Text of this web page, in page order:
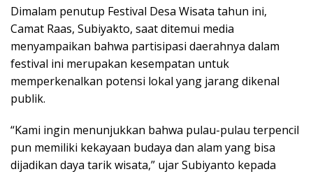
Dimalam penutup Festival Desa Wisata tahun ini,
Camat Raas, Subiyakto, saat ditemui media
menyampaikan bahwa partisipasi daerahnya dalam
festival ini merupakan kesempatan untuk
memperkenalkan potensi lokal yang jarang dikenal
publik.
“Kami ingin menunjukkan bahwa pulau-pulau terpencil
pun memiliki kekayaan budaya dan alam yang bisa
dijadikan daya tarik wisata,” ujar Subiyanto kepada